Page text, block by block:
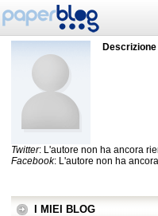
Descrizione
Twitter: L'autore non ha ancora
Facebook: L'autore non ha
I MIEI BLOG